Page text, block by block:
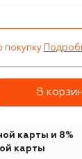
покупку
В
карты и 8%
карты